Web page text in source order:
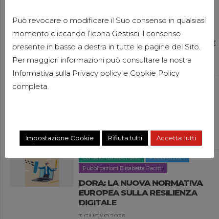
BENVENUTI A CARLA ANSALONI E
ALESSANDRO FORNI
1 LUGLIO 2026
11 GIUGNO 2026
Consulenza Aziendale
Pubblicazioni
Pubblicazioni Elisabetta Pacitti
DORA: LA NUOVA NORMATIVA
EUROPEA SULLA RESILIENZA
DIGITALE
3 GIUGNO 2026
Può revocare o modificare il Suo consenso in qualsiasi
momento cliccando l’icona Gestisci il consenso
presente in basso a destra in tutte le pagine del Sito.
Per maggiori informazioni può consultare la nostra
Informativa sulla Privacy policy e Cookie Policy
completa.
Impostazione Cookie Rifiuta tutti Accetta tutti